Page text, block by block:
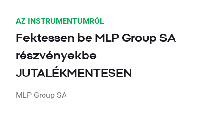
AZ INSTRUMENTUMRÓL
Fektessen be MLP Group SA
részvényekbe
JUTALÉKMENTESEN
MLP Group SA